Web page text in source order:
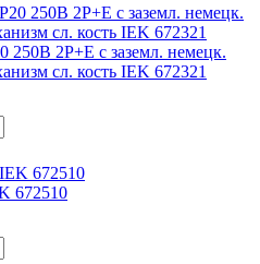
2P+E с заземл. немецк.
сл. кость IEK 672321
672510